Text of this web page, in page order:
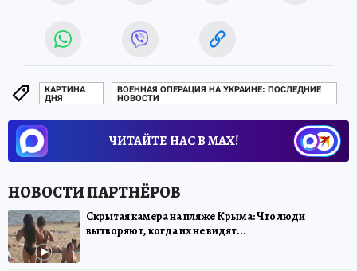
КАРТИНА
ДНЯ
ВОЕННАЯ ОПЕРАЦИЯ НА УКРАИНЕ: ПОСЛЕДНИЕ
НОВОСТИ
ЧИТАЙТЕ НАС В МАХ!
Скрытая камера на пляже Крыма: Что люди
вытворяют, когда их не видят...